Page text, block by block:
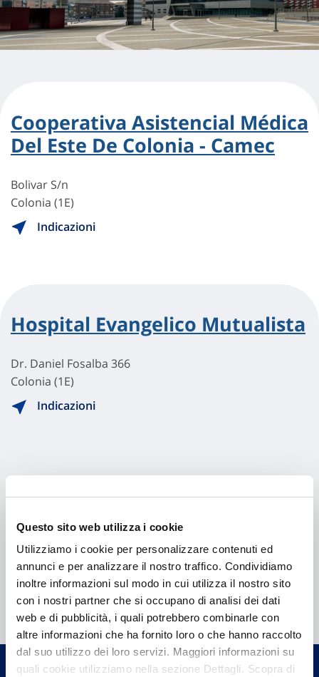
Questo sito web utilizza i cookie
Utilizziamo i cookie per personalizzare contenuti ed
annunci e per analizzare il nostro traffico. Condividiamo
inoltre informazioni sul modo in cui utilizza il nostro sito
con i nostri partner che si occupano di analisi dei dati
web e di pubblicità, i quali potrebbero combinarle con
altre informazioni che ha fornito loro o che hanno raccolto
dal suo utilizzo dei loro servizi. Maggiori informazioni su
quali cookie utilizziamo nella sezione Dettagli. Scopra di
Cooperativa Asistencial Médica
Del Este De Colonia - Camec
Bolivar S/n
Colonia (1E)
Indicazioni
Hospital Evangelico Mutualista
Dr. Daniel Fosalba 366
Colonia (1E)
Indicazioni
Hai bisogno di
informazioni?
Trova l'Agenzia più vicina a te e parla con
un nostro Agente.